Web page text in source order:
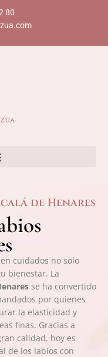
80
de Henares
cuidados no solo
bienestar. La
se ha convertido
por quienes
la elasticidad y
finas. Gracias a
calidad, hoy es
de los labios con